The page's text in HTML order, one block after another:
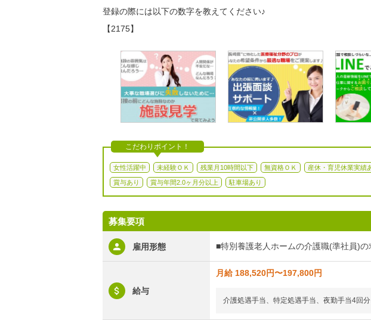
登録の際には以下の数字を教えてください♪
【2175】
こだわりポイント！
女性活躍中 未経験ＯＫ 残業月10時間以下 無資格ＯＫ 産休・育児休業実績
賞与あり 賞与年間2.0ヶ月分以上 駐車場あり
募集要項
雇用形態 ■特別養護老人ホームの介護職(準社員)の
給与
月給 188,520円〜197,800円
介護処遇手当、特定処遇手当、夜勤手当4回